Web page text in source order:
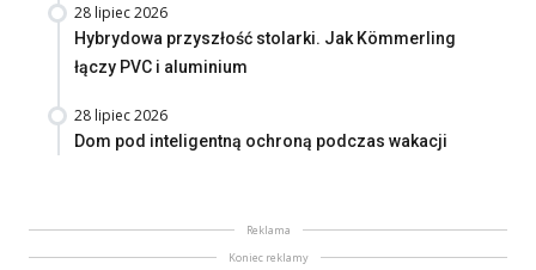
28 lipiec 2026
Hybrydowa przyszłość stolarki. Jak Kömmerling
łączy PVC i aluminium
28 lipiec 2026
Dom pod inteligentną ochroną podczas wakacji
Reklama
Koniec reklamy